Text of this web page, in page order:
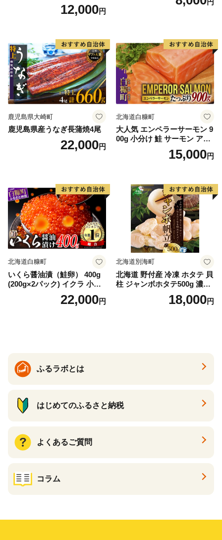
12,000円
鹿児島県大崎町
鹿児島県産うなぎ長蒲焼4尾
22,000円
北海道白糠町
大人気 エンペラーサーモン 9
00g 小分け 鮭 サーモン アト
ランティックサーモン 水産
庁長官賞 受賞 さけ シャケ し
満足 美味しい 贈答 生食用 刺
身 お刺身 刺し身 魚介類 海鮮
冷凍 厚切り 薄切り ふるさと
納税 ふるさとチョイス チョ
イス 北海道 白糠町
15,000円
北海道白糠町
いくら醤油漬（鮭卵） 400g
(200g×2パック) イクラ 小分
け いくら醤油漬 鮭いくら い
くら醤油漬け 鮭 鮭卵 ikura
22,000円
北海道別海町
北海道 野付産 冷凍 ホタテ 貝
柱 ジャンボホタテ500g 濃厚
な旨味と甘み （ほたて ホタ
テ 帆立 貝柱 ホタテ貝柱 大玉
18,000円
ふるラボとは
はじめてのふるさと納税
よくあるご質問
コラム